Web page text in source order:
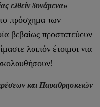
ελθείν δυνάμενα»
πρόσχημα των
βεβαίως προστατεύουν
λοιπόν έτοιμοι για
και Παραθρησκειών